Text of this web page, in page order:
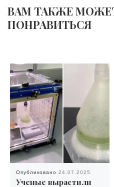
ВАМ ТАКЖЕ
ПОНРАВИТЬСЯ
Опубликовано 24.07.2025
Ученые вырастили